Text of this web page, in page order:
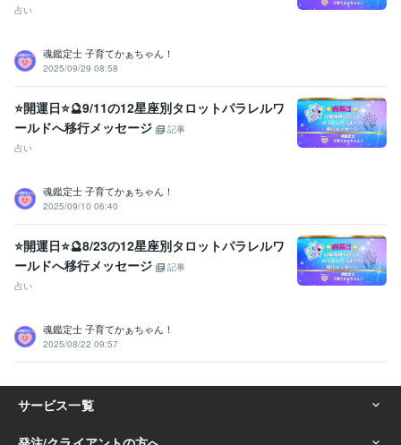
占い
魂鑑定士 子育てかぁちゃん！
2025/09/29 08:58
⭐開運日⭐🔮9/11の12星座別タロットパラレルワ
ールドへ移行メッセージ
記事
占い
魂鑑定士 子育てかぁちゃん！
2025/09/10 06:40
⭐開運日⭐🔮8/23の12星座別タロットパラレルワ
ールドへ移行メッセージ
記事
占い
魂鑑定士 子育てかぁちゃん！
2025/08/22 09:57